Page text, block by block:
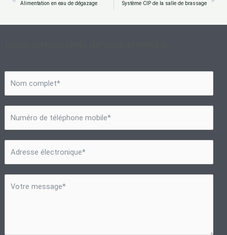
Alimentation en eau de dégazage Système CIP de la salle de brassage